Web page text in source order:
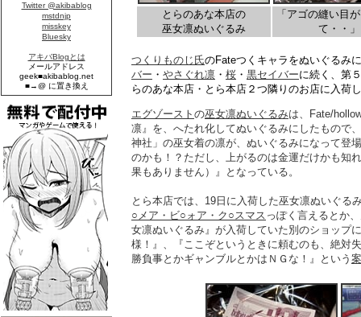
とらのあな本店の
巫女凛ぬいぐるみ
「アゴの縫い目
て・・」
つくりものじ氏のFateつくキャラをぬいぐるみ
バー ・ やさぐれ凛 ・ 桜 ・ 黒セイバーに続く、第
らのあな本店・とら本店２つ隣りのお店に入荷
エグゾースト の巫女凛ぬいぐるみは、Fate/
凛』を、へたれ化してぬいぐるみにしたもので、
神社」の巫女着の凛が、ぬいぐるみになって登
のかも！？ただし、上がるのは金運だけかも知
果もありません）』となっている。
とら本店では、19日に入荷した巫女凛ぬいぐる
○メア・ビ○ォア・ク○スマス っぽく言えるとか
女凛ぬいぐるみ』が入荷していた別のショップ
様！』、『ここぞというときに頼むのも、絶対
勝負事とかギャンブルとかはＮＧな！』という